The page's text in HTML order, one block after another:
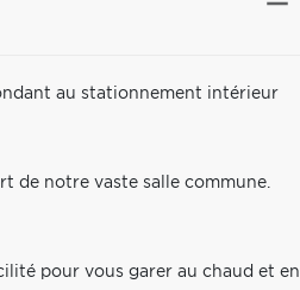
au stationnement intérieur
de notre vaste salle commune.
pour vous garer au chaud et en